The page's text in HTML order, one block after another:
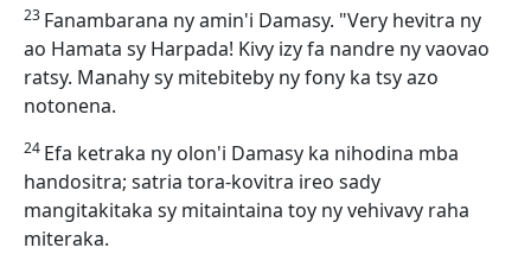
23 Fanambarana ny amin'i Damasy. "Very hevitra ny
ao Hamata sy Harpada! Kivy izy fa nandre ny vaovao
ratsy. Manahy sy mitebiteby ny fony ka tsy azo
notonena.
24 Efa ketraka ny olon'i Damasy ka nihodina mba
handositra; satria tora-kovitra ireo sady
mangitakitaka sy mitaintaina toy ny vehivavy raha
miteraka.